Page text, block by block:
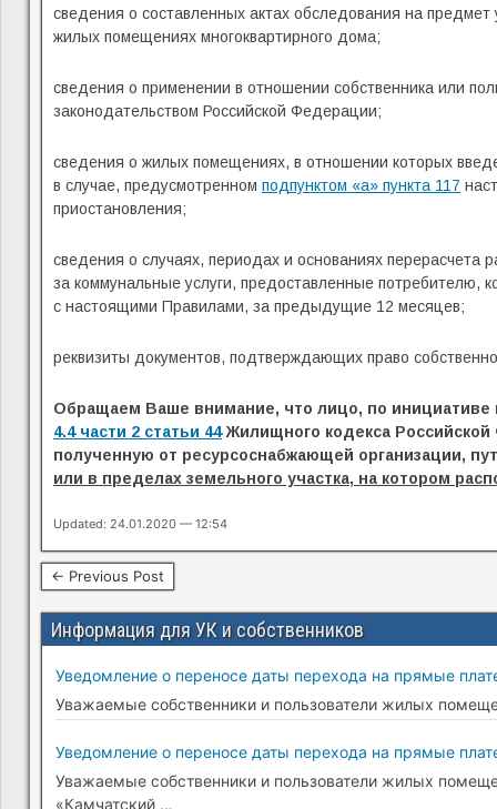
сведения о составленных актах обследования на
жилых помещениях многоквартирного дома;
сведения о применении в отношении собственника или
законодательством Российской Федерации;
сведения о жилых помещениях, в отношении которых
в случае, предусмотренном подпунктом «а» пункта 117
приостановления;
сведения о случаях, периодах и основаниях перерасчета
за коммунальные услуги, предоставленные потребителю,
с настоящими Правилами, за предыдущие 12 месяцев;
реквизиты документов, подтверждающих право
Обращаем Ваше внимание, что лицо, по инициативе
4.4 части 2 статьи 44Жилищного кодекса
полученную от ресурсоснабжающей организации,
или в пределах земельного участка, на котором
Updated: 24.01.2020 — 12:54
← Previous Post
Информация для УК и собственников
Уведомление о переносе даты перехода на прямые
Уважаемые собственники и пользователи жилых
Уведомление о переносе даты перехода на прямые
Уважаемые собственники и пользователи жилых
«Камчатский …